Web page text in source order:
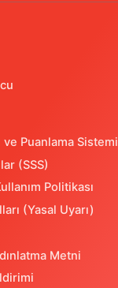
Puanlama Sistemi
(SSS)
Politikası
(Yasal Uyarı)
Metni